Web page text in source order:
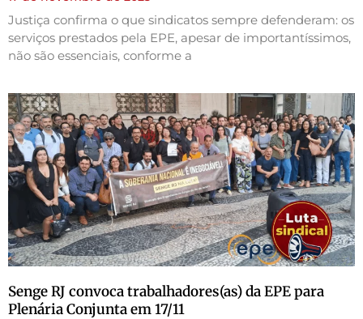
Justiça confirma o que sindicatos sempre defenderam: os
serviços prestados pela EPE, apesar de importantíssimos,
não são essenciais, conforme a
Senge RJ convoca trabalhadores(as) da EPE para
Plenária Conjunta em 17/11